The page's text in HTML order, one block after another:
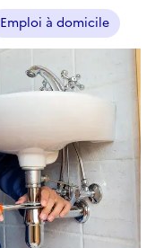
Emploi à domicile